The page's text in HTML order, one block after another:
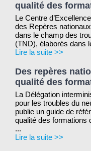
qualité des
Le Centre
des Repères
dans le champ des
(TND), élaborés dans
Lire la suite >>
Des repères
qualité des
La Délégation
pour les troubles du
publie un guide de
qualité des formations
...
Lire la suite >>